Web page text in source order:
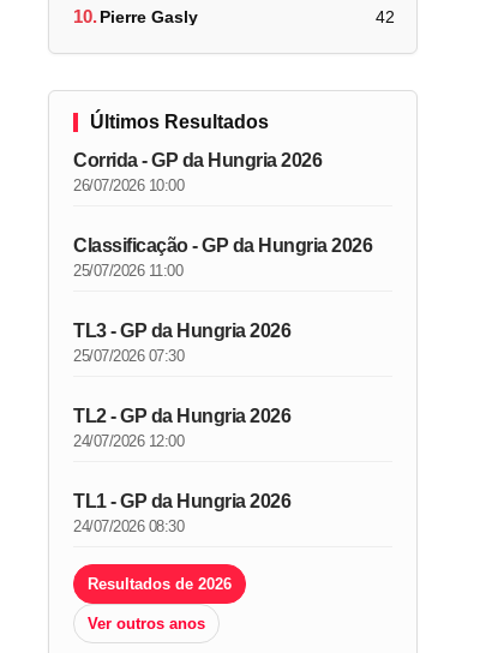
10.Pierre Gasly 42
Últimos Resultados
Corrida - GP da Hungria 2026
26/07/2026 10:00
Classificação - GP da Hungria 2026
25/07/2026 11:00
TL3 - GP da Hungria 2026
25/07/2026 07:30
TL2 - GP da Hungria 2026
24/07/2026 12:00
TL1 - GP da Hungria 2026
24/07/2026 08:30
Resultados de 2026
Ver outros anos